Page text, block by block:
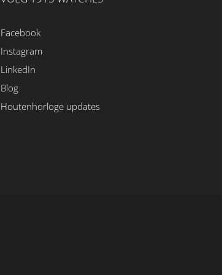
Facebook
Instagram
LinkedIn
Blog
Houtenhorloge updates